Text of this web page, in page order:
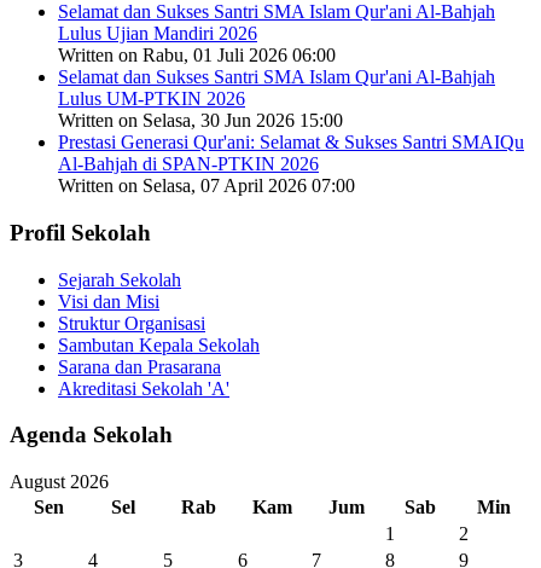
Selamat dan Sukses Santri SMA Islam Qur'ani Al-Bahjah
Lulus Ujian Mandiri 2026
Written on Rabu, 01 Juli 2026 06:00
Selamat dan Sukses Santri SMA Islam Qur'ani Al-Bahjah
Lulus UM-PTKIN 2026
Written on Selasa, 30 Jun 2026 15:00
Prestasi Generasi Qur'ani: Selamat & Sukses Santri SMAIQu
Al-Bahjah di SPAN-PTKIN 2026
Written on Selasa, 07 April 2026 07:00
Profil Sekolah
Sejarah Sekolah
Visi dan Misi
Struktur Organisasi
Sambutan Kepala Sekolah
Sarana dan Prasarana
Akreditasi Sekolah 'A'
Agenda Sekolah
August 2026
Sen
Sel Rab Kam Jum Sab
Min
1
2
3
4 5 6 7 8 9